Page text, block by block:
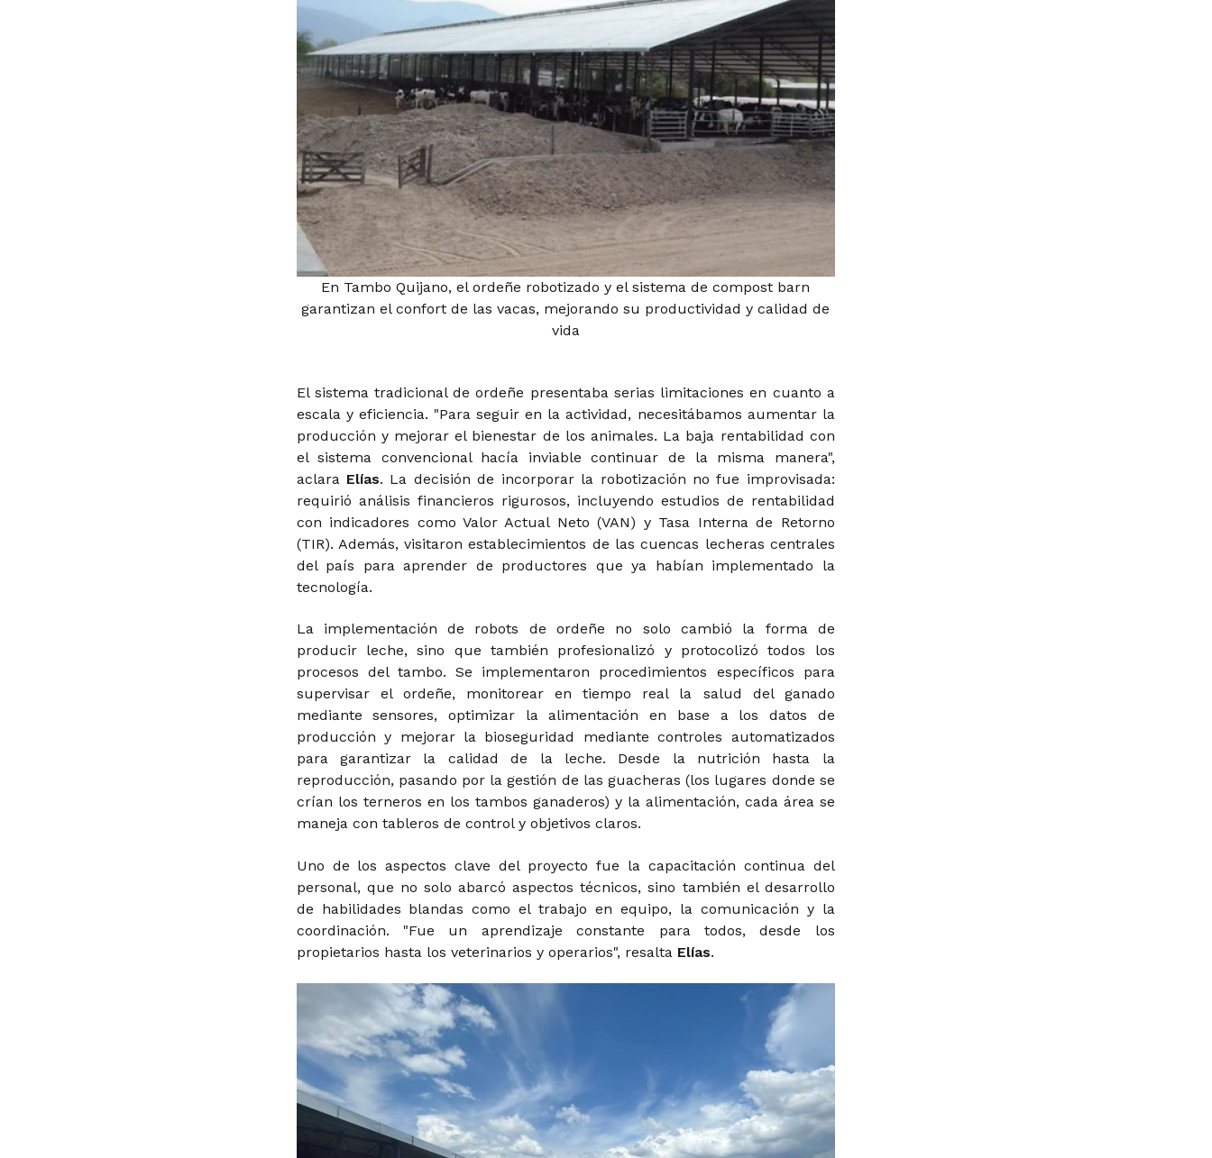
En Tambo Quijano, el ordeñe robotizado y el sistema de compost barn
garantizan el confort de las vacas, mejorando su productividad y calidad de
vida
El sistema tradicional de ordeñe presentaba serias limitaciones en cuanto a
escala y eficiencia. "Para seguir en la actividad, necesitábamos aumentar la
producción y mejorar el bienestar de los animales. La baja rentabilidad con
el sistema convencional hacía inviable continuar de la misma manera",
aclara Elías. La decisión de incorporar la robotización no fue improvisada:
requirió análisis financieros rigurosos, incluyendo estudios de rentabilidad
con indicadores como Valor Actual Neto (VAN) y Tasa Interna de Retorno
(TIR). Además, visitaron establecimientos de las cuencas lecheras centrales
del país para aprender de productores que ya habían implementado la
tecnología.
La implementación de robots de ordeñe no solo cambió la forma de
producir leche, sino que también profesionalizó y protocolizó todos los
procesos del tambo. Se implementaron procedimientos específicos para
supervisar el ordeñe, monitorear en tiempo real la salud del ganado
mediante sensores, optimizar la alimentación en base a los datos de
producción y mejorar la bioseguridad mediante controles automatizados
para garantizar la calidad de la leche. Desde la nutrición hasta la
reproducción, pasando por la gestión de las guacheras (los lugares donde se
crían los terneros en los tambos ganaderos) y la alimentación, cada área se
maneja con tableros de control y objetivos claros.
Uno de los aspectos clave del proyecto fue la capacitación continua del
personal, que no solo abarcó aspectos técnicos, sino también el desarrollo
de habilidades blandas como el trabajo en equipo, la comunicación y la
coordinación. "Fue un aprendizaje constante para todos, desde los
propietarios hasta los veterinarios y operarios", resalta Elías.